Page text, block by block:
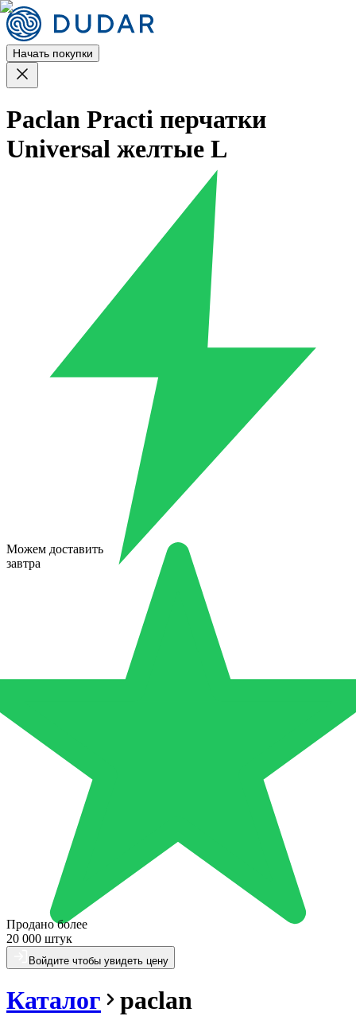
Начать покупки
Paclan Practi перчатки
Universal желтые L
Можем доставить
завтра
Продано более
20 000 штук
Войдите чтобы увидеть цену
Каталог paclan